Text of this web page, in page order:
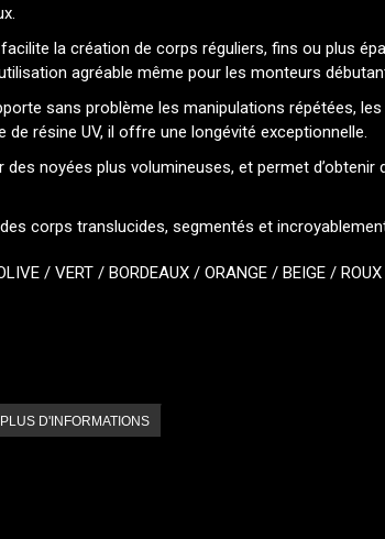
la création de corps réguliers, fins ou plus
agréable même pour les monteurs
sans problème les manipulations répétées,
résine UV, il offre une longévité exceptionnelle.
noyées plus volumineuses, et permet
corps translucides, segmentés et
/ VERT / BORDEAUX / ORANGE / BEIGE / ROUX
PLUS D'INFORMATIONS